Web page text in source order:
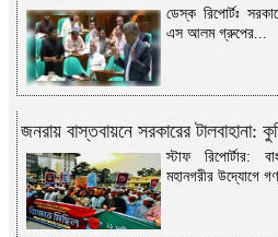
ডেস্ক রিপোর্টঃ
এস আলম গ্রুপের...
জনরায় বাস্তবায়নে সরকারের টালবাহানা:
স্টাফ রিপোর্টার:
মহানগরীর উদ্যোগে